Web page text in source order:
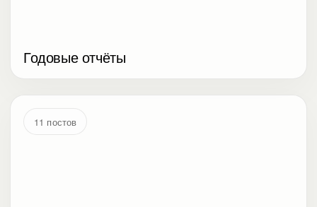
Годовые отчёты
11 постов